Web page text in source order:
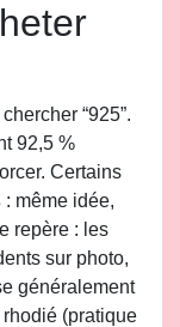
“925”.
92,5 %
Certains
: même idée,
repère : les
sur photo,
généralement
rhodié (pratique